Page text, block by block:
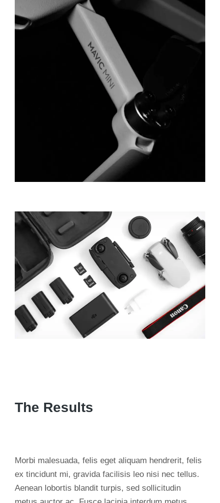
The Results
Morbi malesuada, felis eget aliquam hendrerit, felis
ex tincidunt mi, gravida facilisis leo nisi nec tellus.
Aenean lobortis blandit turpis, sed sollicitudin